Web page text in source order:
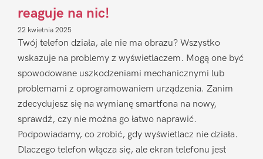
reaguje na nic!
22 kwietnia 2025
Twój telefon działa, ale nie ma obrazu? Wszystko
wskazuje na problemy z wyświetlaczem. Mogą one być
spowodowane uszkodzeniami mechanicznymi lub
problemami z oprogramowaniem urządzenia. Zanim
zdecydujesz się na wymianę smartfona na nowy,
sprawdź, czy nie można go łatwo naprawić.
Podpowiadamy, co zrobić, gdy wyświetlacz nie działa.
Dlaczego telefon włącza się, ale ekran telefonu jest